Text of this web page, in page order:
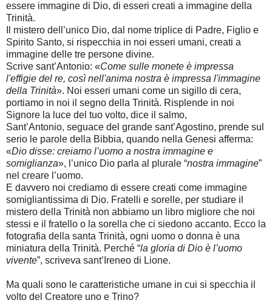
essere immagine di Dio, di esseri creati a immagine della
Trinità.
Il mistero dell’unico Dio, dal nome triplice di Padre, Figlio e
Spirito Santo, si rispecchia in noi esseri umani, creati a
immagine delle tre persone divine.
Scrive sant’Antonio: «Come sulle monete è impressa
l'effigie del re, così nell'anima nostra è impressa l'immagine
della Trinità». Noi esseri umani come un sigillo di cera,
portiamo in noi il segno della Trinità. Risplende in noi
Signore la luce del tuo volto, dice il salmo,
Sant’Antonio, seguace del grande sant’Agostino, prende sul
serio le parole della Bibbia, quando nella Genesi afferma:
«Dio disse: creiamo l’uomo a nostra immagine e
somiglianza», l’unico Dio parla al plurale “nostra immagine”
nel creare l’uomo.
E davvero noi crediamo di essere creati come immagine
somigliantissima di Dio. Fratelli e sorelle, per studiare il
mistero della Trinità non abbiamo un libro migliore che noi
stessi e il fratello o la sorella che ci siedono accanto. Ecco la
fotografia della santa Trinità, ogni uomo o donna è una
miniatura della Trinità. Perché “la gloria di Dio è l’uomo
vivente”, scriveva sant’Ireneo di Lione.
Ma quali sono le caratteristiche umane in cui si specchia il
volto del Creatore uno e Trino?